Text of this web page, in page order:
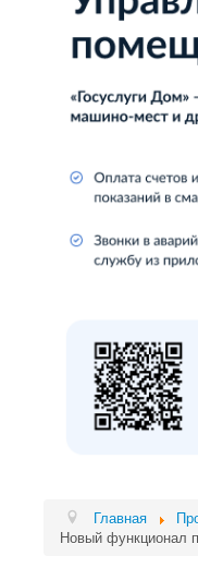
Главная
Новый функционал